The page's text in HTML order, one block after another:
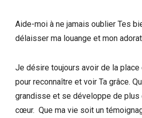
Aide-moi à ne jamais oublier Tes
délaisser ma louange et mon
Je désire toujours avoir de la
pour reconnaître et voir Ta grâce.
grandisse et se développe de plus
cœur. Que ma vie soit un